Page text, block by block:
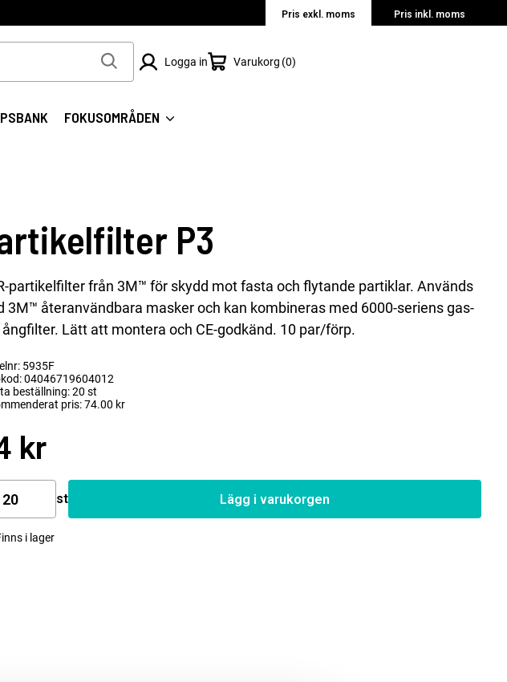
Pris exkl. moms Pris inkl. moms
Logga in Varukorg 0
FOKUSOMRÅDEN
P3
partikelfilter från 3M™ för skydd mot fasta och flytande partiklar. Används
3M™ återanvändbara masker och kan kombineras med 6000-seriens gas-
Lätt att montera och CE-godkänd. 10 par/förp.
5935F
kod: 04046719604012
beställning: 20 st
pris: 74.00 kr
kr
st Lägg i varukorgen
Finns i lager